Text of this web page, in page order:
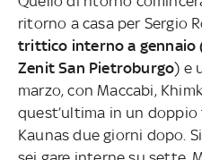
ritorno a casa per Sergio
trittico interno a gennaio
Zenit San Pietroburgo) e
marzo, con Maccabi,
quest’ultima in un
Kaunas due giorni dopo.